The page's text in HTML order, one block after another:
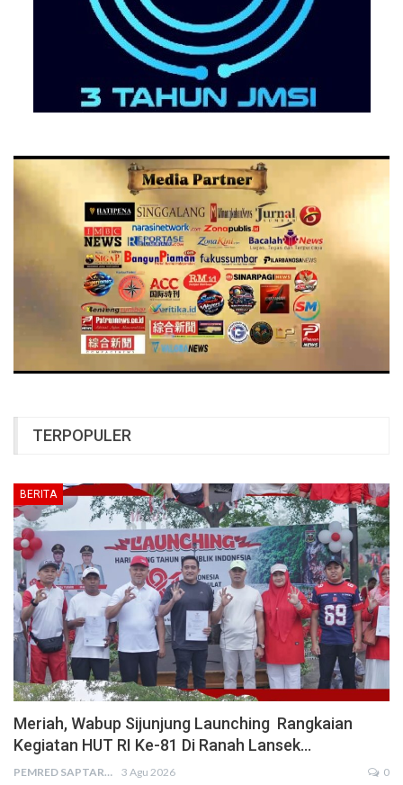
TERPOPULER
BERITA
Meriah, Wabup Sijunjung Launching Rangkaian
Kegiatan HUT RI Ke-81 Di Ranah Lansek…
PEMRED SAPTARIUS 3 Agu 2026 0